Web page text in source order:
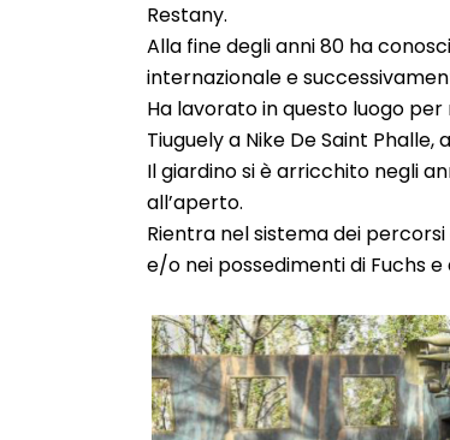
Restany.
Alla fine degli anni 80 ha
internazionale e
Ha lavorato in questo luogo
Tiuguely a Nike De Saint
Il giardino si è arricchito negli
all’aperto.
Rientra nel sistema dei
e/o nei possedimenti di Fuchs e